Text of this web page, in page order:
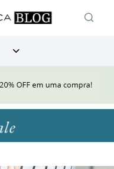
Alternar